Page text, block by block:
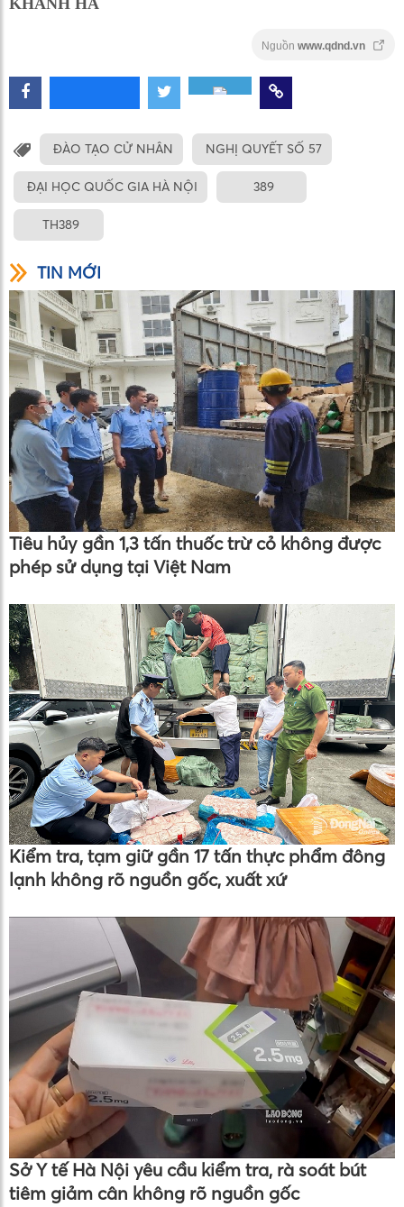
KHÁNH HÀ
Nguồn www.qdnd.vn
ĐÀO TẠO CỬ NHÂN NGHỊ QUYẾT SỐ 57
ĐẠI HỌC QUỐC GIA HÀ NỘI 389
TH389
TIN MỚI
Tiêu hủy gần 1,3 tấn thuốc trừ cỏ không được
phép sử dụng tại Việt Nam
Kiểm tra, tạm giữ gần 17 tấn thực phẩm đông
lạnh không rõ nguồn gốc, xuất xứ
Sở Y tế Hà Nội yêu cầu kiểm tra, rà soát bút
tiêm giảm cân không rõ nguồn gốc